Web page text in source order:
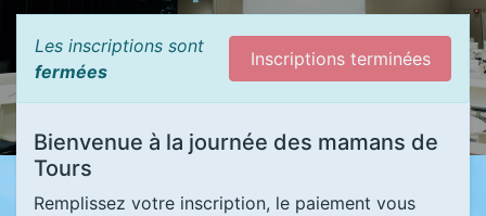
Les inscriptions sont
fermées
Inscriptions terminées
Bienvenue à la journée des mamans de
Tours
Remplissez votre inscription, le paiement vous